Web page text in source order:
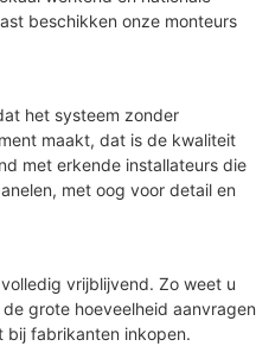
beschikken onze monteurs
het systeem zonder
maakt, dat is de kwaliteit
met erkende installateurs die
met oog voor detail en
vrijblijvend. Zo weet u
grote hoeveelheid aanvragen
bij fabrikanten inkopen.